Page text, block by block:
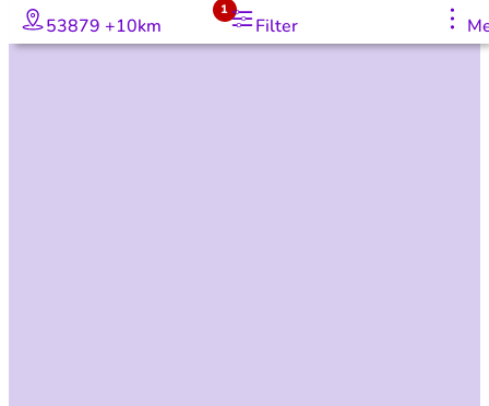
53879 +10km Filter
1